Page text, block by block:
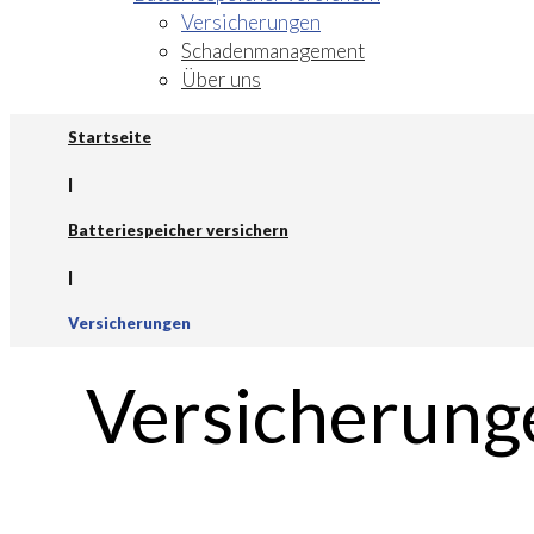
Versicherungen
Schadenmanagement
Über uns
Startseite
|
Batteriespeicher versichern
|
Versicherungen